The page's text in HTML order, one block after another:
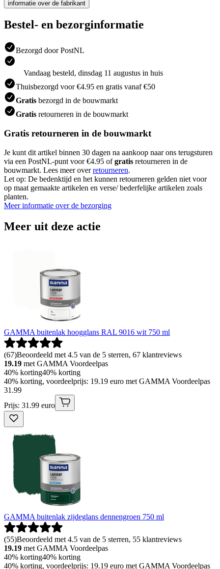
informatie over de fabrikant
Bestel- en bezorginformatie
Bezorgd door PostNL
Vandaag besteld, dinsdag 11 augustus in huis
Thuisbezorgd voor €4.95 en gratis vanaf €50
Gratis bezorgd in de bouwmarkt
Gratis retourneren in de bouwmarkt
Gratis retourneren in de bouwmarkt
Je kunt dit artikel binnen 30 dagen na aankoop naar ons terugsturen
via een PostNL-punt voor €4.95 ofgratis retourneren in de
bouwmarkt. Lees meer overretourneren.
Let op: De bedenktijd en het kunnen retourneren gelden niet voor
op maat gemaakte artikelen en verse/ bederfelijke artikelen zoals
planten.
Meer informatie over de bezorging
Meer uit deze actie
GAMMA buitenlak hoogglans RAL 9016 wit 750 ml
(67)Beoordeeld met 4.5 van de 5 sterren, 67 klantreviews
19.19 met GAMMA Voordeelpas
40% korting40% korting
40% korting, voordeelprijs: 19.19 euro met GAMMA Voordeelpas
31.99
Prijs: 31.99 euro
GAMMA buitenlak zijdeglans dennengroen 750 ml
(55)Beoordeeld met 4.5 van de 5 sterren, 55 klantreviews
19.19 met GAMMA Voordeelpas
40% korting40% korting
40% korting, voordeelprijs: 19.19 euro met GAMMA Voordeelpas